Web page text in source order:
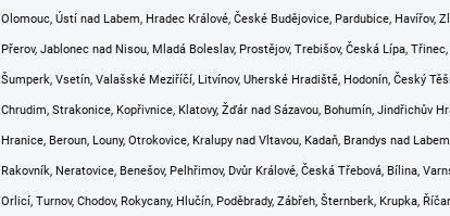
Olomouc, Ústí nad Labem, Hradec Králové, České Budějovice, Pardubice, Havířov,
Přerov, Jablonec nad Nisou, Mladá Boleslav, Prostějov, Trebišov, Česká Lípa,
Šumperk, Vsetín, Valašské Meziříčí, Litvínov, Uherské Hradiště, Hodonín, Český
Chrudim, Strakonice, Kopřivnice, Klatovy, Žďár nad Sázavou, Bohumín, Jindřichův
Hranice, Beroun, Louny, Otrokovice, Kralupy nad Vltavou, Kadaň, Brandys nad
Rakovník, Neratovice, Benešov, Pelhřimov, Dvůr Králové, Česká Třebová, Bílina,
Orlicí, Turnov, Chodov, Rokycany, Hlučín, Poděbrady, Zábřeh, Šternberk, Krupka,